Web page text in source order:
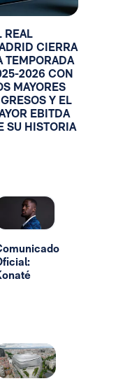
REAL
CIERRA
TEMPORADA
2026 CON
MAYORES
Y EL
EBITDA
SU HISTORIA